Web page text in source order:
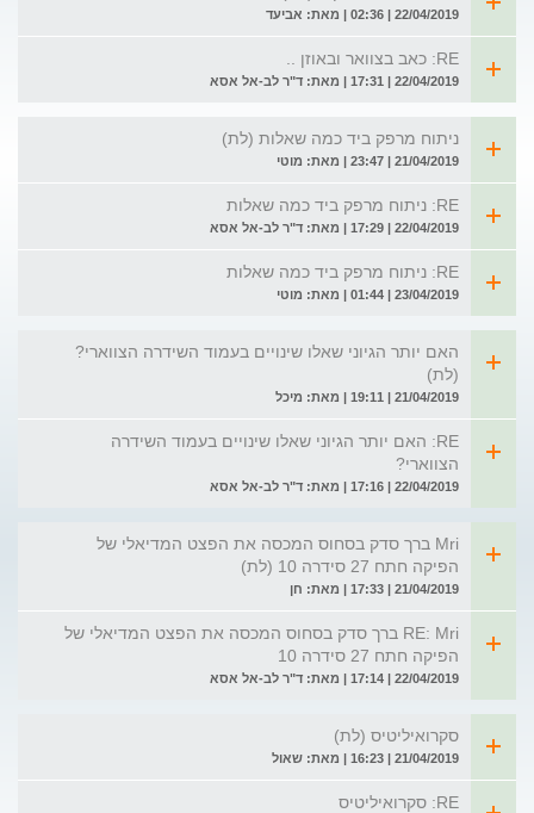
22/04/2019 | 02:36 | מאת: אביעד
RE: כאב בצוואר ובאוזן ..
22/04/2019 | 17:31 | מאת: ד"ר לב-אל אסא
ניתוח מרפק ביד כמה שאלות (לת)
21/04/2019 | 23:47 | מאת: מוטי
RE: ניתוח מרפק ביד כמה שאלות
22/04/2019 | 17:29 | מאת: ד"ר לב-אל אסא
RE: ניתוח מרפק ביד כמה שאלות
23/04/2019 | 01:44 | מאת: מוטי
האם יותר הגיוני שאלו שינויים בעמוד השידרה הצווארי?
(לת)
21/04/2019 | 19:11 | מאת: מיכל
RE: האם יותר הגיוני שאלו שינויים בעמוד השידרה
הצווארי?
22/04/2019 | 17:16 | מאת: ד"ר לב-אל אסא
Mri ברך סדק בסחוס המכסה את הפצט המדיאלי של
הפיקה חתח 27 סידרה 10 (לת)
21/04/2019 | 17:33 | מאת: חן
RE: Mri ברך סדק בסחוס המכסה את הפצט המדיאלי של
הפיקה חתח 27 סידרה 10
22/04/2019 | 17:14 | מאת: ד"ר לב-אל אסא
סקרואיליטיס (לת)
21/04/2019 | 16:23 | מאת: שאול
RE: סקרואיליטיס